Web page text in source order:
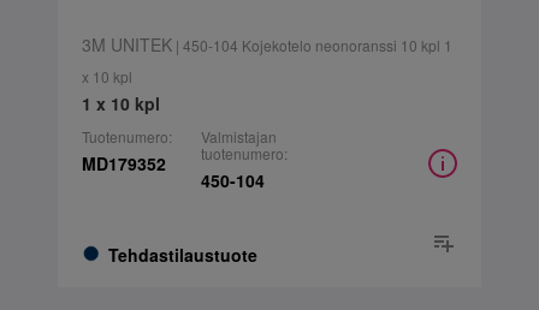
3M UNITEK| 450-104 Kojekotelo neonoranssi 10 kpl 1
x 10 kpl
1 x 10 kpl
Tuotenumero:
MD179352
Tehdastilaustuote
Valmistajan
tuotenumero:
450-104